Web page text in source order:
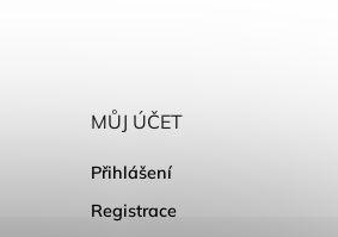
MŮJ ÚČET
Přihlášení
Registrace